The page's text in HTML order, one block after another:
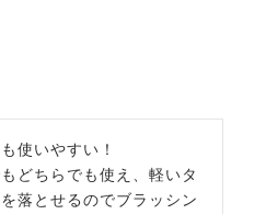
使いやすい！
どちらでも使え、軽いタ
落とせるのでブラッシン